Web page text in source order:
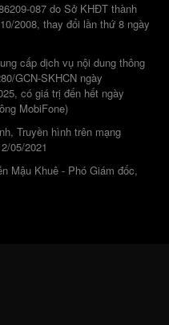
087 do Sở KHĐT thành
2008, thay đổi lần thứ 8 ngày
cấp dịch vụ nội dung thông
GCN-SKHCN ngày
có giá trị đến hết ngày
MobiFone)
Truyền hình trên mạng
05/2021
Mậu Khuê - Phó Giám đốc,